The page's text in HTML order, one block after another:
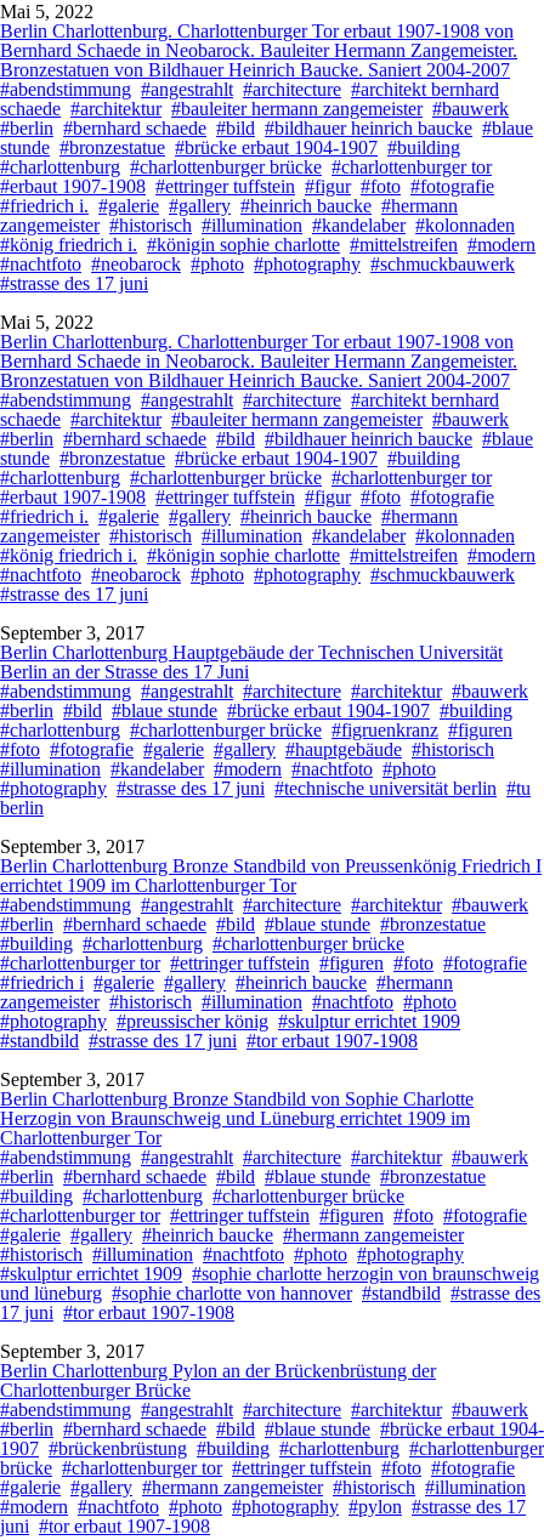
Mai 5, 2022
Berlin Charlottenburg. Charlottenburger Tor erbaut 1907-1908 von
Bernhard Schaede in Neobarock. Bauleiter Hermann Zangemeister.
Bronzestatuen von Bildhauer Heinrich Baucke. Saniert 2004-2007
#abendstimmung #angestrahlt #architecture #architekt bernhard
schaede #architektur #bauleiter hermann zangemeister #bauwerk
#berlin #bernhard schaede #bild #bildhauer heinrich baucke #blaue
stunde #bronzestatue #brücke erbaut 1904-1907 #building
#charlottenburg #charlottenburger brücke #charlottenburger tor
#erbaut 1907-1908 #ettringer tuffstein #figur #foto #fotografie
#friedrich i. #galerie #gallery #heinrich baucke #hermann
zangemeister #historisch #illumination #kandelaber #kolonnaden
#könig friedrich i. #königin sophie charlotte #mittelstreifen #modern
#nachtfoto #neobarock #photo #photography #schmuckbauwerk
#strasse des 17 juni
Mai 5, 2022
Berlin Charlottenburg. Charlottenburger Tor erbaut 1907-1908 von
Bernhard Schaede in Neobarock. Bauleiter Hermann Zangemeister.
Bronzestatuen von Bildhauer Heinrich Baucke. Saniert 2004-2007
#abendstimmung #angestrahlt #architecture #architekt bernhard
schaede #architektur #bauleiter hermann zangemeister #bauwerk
#berlin #bernhard schaede #bild #bildhauer heinrich baucke #blaue
stunde #bronzestatue #brücke erbaut 1904-1907 #building
#charlottenburg #charlottenburger brücke #charlottenburger tor
#erbaut 1907-1908 #ettringer tuffstein #figur #foto #fotografie
#friedrich i. #galerie #gallery #heinrich baucke #hermann
zangemeister #historisch #illumination #kandelaber #kolonnaden
#könig friedrich i. #königin sophie charlotte #mittelstreifen #modern
#nachtfoto #neobarock #photo #photography #schmuckbauwerk
#strasse des 17 juni
September 3, 2017
Berlin Charlottenburg Hauptgebäude der Technischen Universität
Berlin an der Strasse des 17 Juni
#abendstimmung #angestrahlt #architecture #architektur #bauwerk
#berlin #bild #blaue stunde #brücke erbaut 1904-1907 #building
#charlottenburg #charlottenburger brücke #figruenkranz #figuren
#foto #fotografie #galerie #gallery #hauptgebäude #historisch
#illumination #kandelaber #modern #nachtfoto #photo
#photography #strasse des 17 juni #technische universität berlin #tu
berlin
September 3, 2017
Berlin Charlottenburg Bronze Standbild von Preussenkönig Friedrich I
errichtet 1909 im Charlottenburger Tor
#abendstimmung #angestrahlt #architecture #architektur #bauwerk
#berlin #bernhard schaede #bild #blaue stunde #bronzestatue
#building #charlottenburg #charlottenburger brücke
#charlottenburger tor #ettringer tuffstein #figuren #foto #fotografie
#friedrich i #galerie #gallery #heinrich baucke #hermann
zangemeister #historisch #illumination #nachtfoto #photo
#photography #preussischer könig #skulptur errichtet 1909
#standbild #strasse des 17 juni #tor erbaut 1907-1908
September 3, 2017
Berlin Charlottenburg Bronze Standbild von Sophie Charlotte
Herzogin von Braunschweig und Lüneburg errichtet 1909 im
Charlottenburger Tor
#abendstimmung #angestrahlt #architecture #architektur #bauwerk
#berlin #bernhard schaede #bild #blaue stunde #bronzestatue
#building #charlottenburg #charlottenburger brücke
#charlottenburger tor #ettringer tuffstein #figuren #foto #fotografie
#galerie #gallery #heinrich baucke #hermann zangemeister
#historisch #illumination #nachtfoto #photo #photography
#skulptur errichtet 1909 #sophie charlotte herzogin von braunschweig
und lüneburg #sophie charlotte von hannover #standbild #strasse des
17 juni #tor erbaut 1907-1908
September 3, 2017
Berlin Charlottenburg Pylon an der Brückenbrüstung der
Charlottenburger Brücke
#abendstimmung #angestrahlt #architecture #architektur #bauwerk
#berlin #bernhard schaede #bild #blaue stunde #brücke erbaut 1904-
1907 #brückenbrüstung #building #charlottenburg #charlottenburger
brücke #charlottenburger tor #ettringer tuffstein #foto #fotografie
#galerie #gallery #hermann zangemeister #historisch #illumination
#modern #nachtfoto #photo #photography #pylon #strasse des 17
juni #tor erbaut 1907-1908